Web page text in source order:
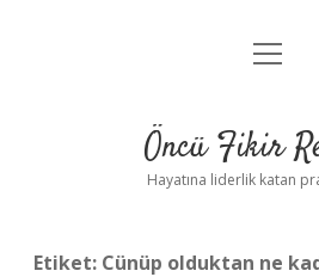
Anasayfa
Yasal Uyarı
menüyü
Öncü Fikir
Hayatına liderlik katan
Etiket: Cünüp olduktan ne